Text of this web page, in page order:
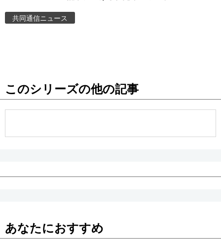
People
公式SNS
共同通信ニュース
このシリーズの他の記事
あなたにおすすめ